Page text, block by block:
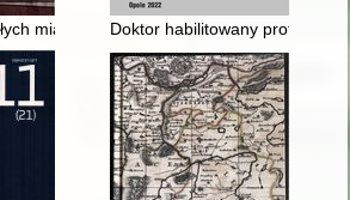
miast południowej Małopolski od końca
Doktor habilitowany profesor